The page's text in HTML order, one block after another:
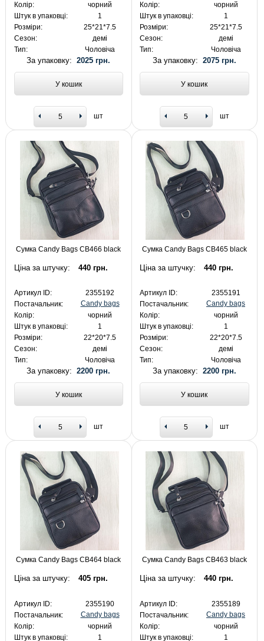
Колір:
чорний
Штук в упаковці:
1
Розміри:
25*21*7.5
Сезон:
демі
Тип:
Чоловіча
За упаковку:2025 грн.
У кошик
шт
Колір:
чорний
Штук в упаковці:
1
Розміри:
25*21*7.5
Сезон:
демі
Тип:
Чоловіча
За упаковку: 2075 грн.
У кошик
шт
Сумка Candy Bags CB466 black
Ціна за штучку: 440 грн.
Артикул ID:
2355192
Постачальник:
Candy bags
Колір:
чорний
Штук в упаковці:
1
Розміри:
22*20*7.5
Сезон:
демі
Тип:
Чоловіча
За упаковку:2200 грн.
У кошик
шт
Сумка Candy Bags CB465 black
Ціна за штучку: 440 грн.
Артикул ID:
2355191
Постачальник:
Candy bags
Колір:
чорний
Штук в упаковці:
1
Розміри:
22*20*7.5
Сезон:
демі
Тип:
Чоловіча
За упаковку: 2200 грн.
У кошик
шт
Сумка Candy Bags CB464 black
Ціна за штучку: 405 грн.
Артикул ID:
2355190
Постачальник:
Candy bags
Колір:
чорний
Штук в упаковці:
1
Сумка Candy Bags CB463 black
Ціна за штучку: 440 грн.
Артикул ID:
2355189
Постачальник:
Candy bags
Колір:
чорний
Штук в упаковці:
1